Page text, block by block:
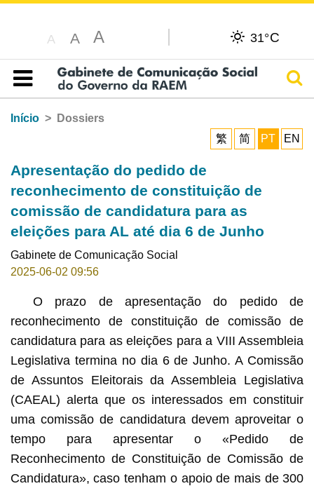
A A A 31°C
Índice
Início
Dossiers
繁
简 PT EN
Apresentação do pedido de
reconhecimento de constituição de
comissão de candidatura para as
eleições para AL até dia 6 de Junho
Gabinete de Comunicação Social
2025-06-02 09:56
O prazo de apresentação do pedido de
reconhecimento de constituição de comissão de
candidatura para as eleições para a VIII Assembleia
Legislativa termina no dia 6 de Junho. A Comissão
de Assuntos Eleitorais da Assembleia Legislativa
(CAEAL) alerta que os interessados em constituir
uma comissão de candidatura devem aproveitar o
tempo para apresentar o «Pedido de
Reconhecimento de Constituição de Comissão de
Candidatura», caso tenham o apoio de mais de 300